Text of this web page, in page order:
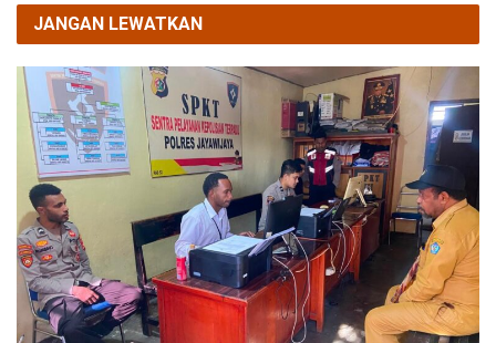
JANGAN LEWATKAN